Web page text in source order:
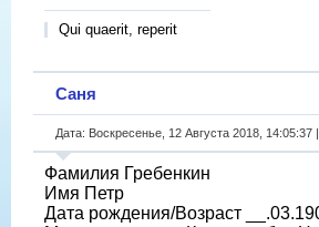
Qui quaerit, reperit
Саня
Дата: Воскресенье, 12 Августа 2018,
Фамилия Гребенкин
Имя Петр
Дата рождения/Возраст